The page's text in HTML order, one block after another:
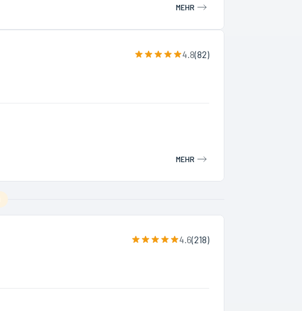
MEHR
4.8(82)
MEHR
4.6(218)